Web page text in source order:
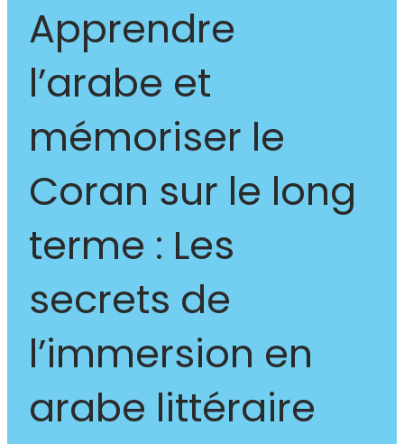
Apprendre
l’arabe et
mémoriser le
Coran sur le long
terme : Les
secrets de
l’immersion en
arabe littéraire